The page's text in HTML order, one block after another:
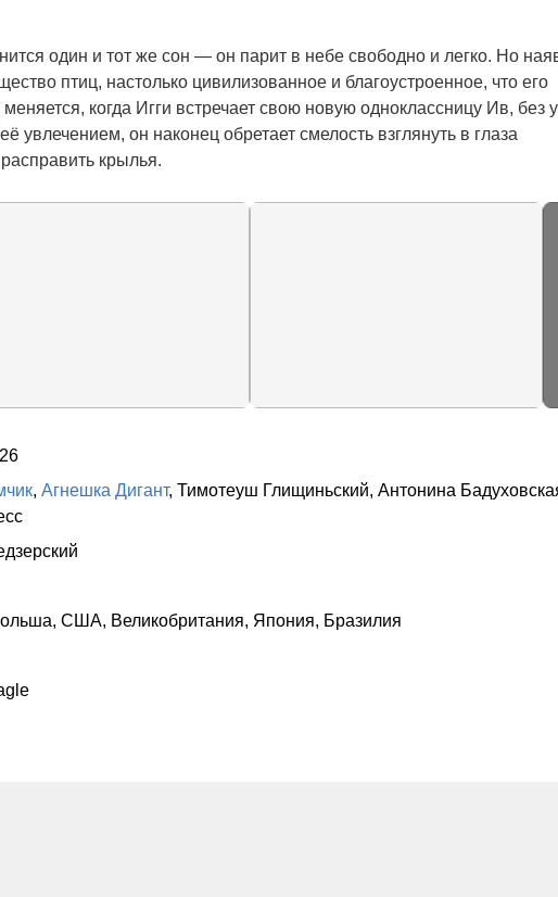
один и тот же сон — он парит в небе свободно и легко. Но
птиц, настолько цивилизованное и благоустроенное, что его
когда Игги встречает свою новую одноклассницу Ив, без
он наконец обретает смелость взглянуть в глаза
крылья.
, Агнешка Дигант, Тимотеуш Глищиньский, Антонина
США, Великобритания, Япония, Бразилия